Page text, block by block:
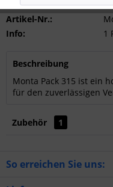
Artikel-Nr.:
Info:
1
Beschreibung
Monta Pack 315 ist ein
für den zuverlässigen
Zubehör 1
So erreichen Sie uns: